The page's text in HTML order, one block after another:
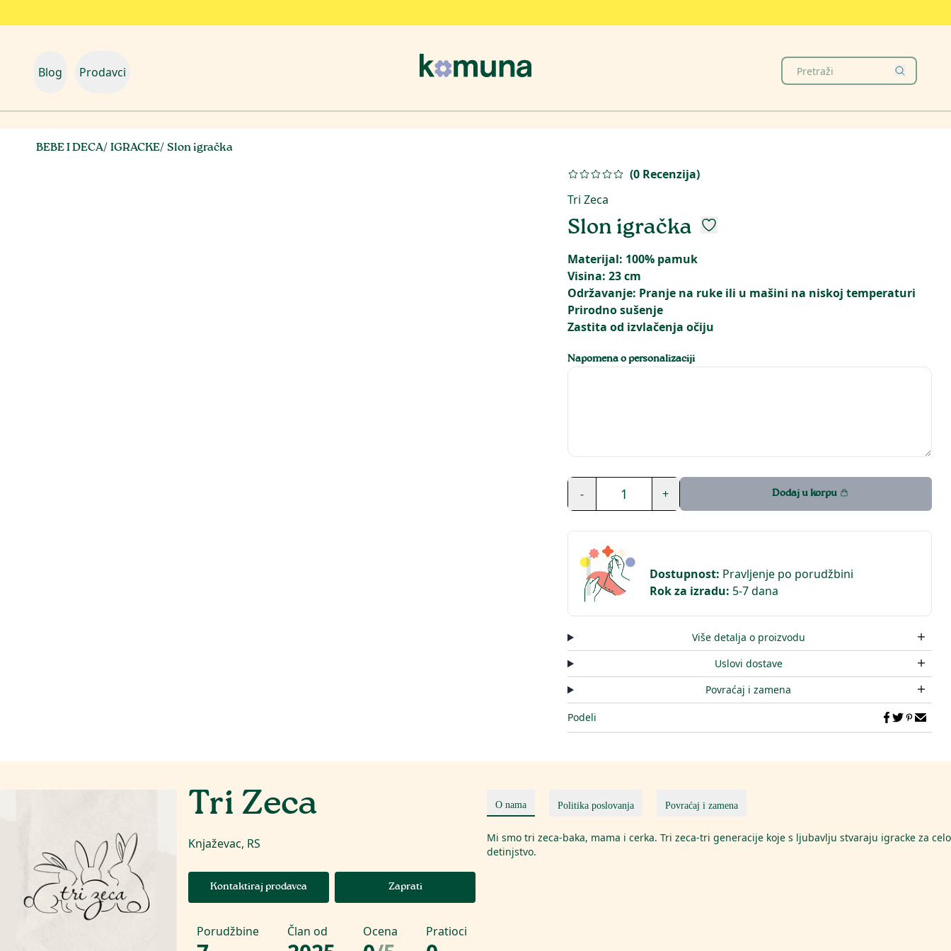
Blog Prodavci
BEBE I DECA/IGRACKE/ Slon igračka
(0 Recenzija)
Tri Zeca
Slon igračka
Materijal: 100% pamuk
Visina: 23 cm
Održavanje: Pranje na ruke ili u mašini na niskoj temperaturi
Prirodno sušenje
Zastita od izvlačenja očiju
Napomena o personalizaciji
- 1 + Dodaj u korpu
Dostupnost: Pravljenje po porudžbini
Rok za izradu: 5-7 dana
Više detalja o proizvodu
Uslovi dostave
Povraćaj i zamena
Podeli
Tri Zeca
Knjaževac, RS
Kontaktiraj prodavca Zaprati
Porudžbine Član od Ocena Pratioci
O nama Politika poslovanja Povraćaj i zamena
Mi smo tri zeca-baka, mama i cerka. Tri zeca-tri generacije koje s ljubavlju stvaraju igracke za celo
detinjstvo.